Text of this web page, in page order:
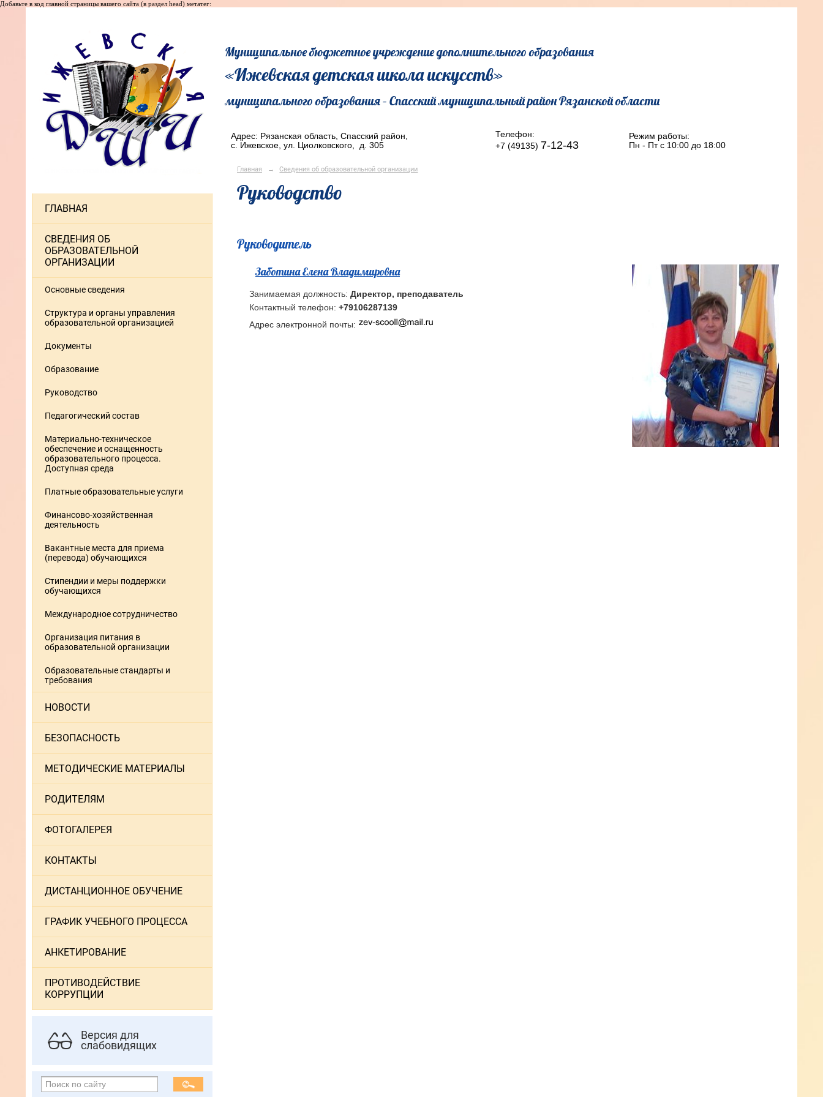
Добавьте в код главной страницы вашего сайта (в раздел head) метатег:
ГЛАВНАЯ
СВЕДЕНИЯ ОБ
ОБРАЗОВАТЕЛЬНОЙ
ОРГАНИЗАЦИИ
Основные сведения
Структура и органы управления
образовательной организацией
Документы
Образование
Руководство
Педагогический состав
Материально-техническое
обеспечение и оснащенность
образовательного процесса.
Доступная среда
Платные образовательные услуги
Финансово-хозяйственная
деятельность
Вакантные места для приема
(перевода) обучающихся
Стипендии и меры поддержки
обучающихся
Международное сотрудничество
Организация питания в
образовательной организации
Образовательные стандарты и
требования
НОВОСТИ
БЕЗОПАСНОСТЬ
МЕТОДИЧЕСКИЕ МАТЕРИАЛЫ
РОДИТЕЛЯМ
ФОТОГАЛЕРЕЯ
КОНТАКТЫ
ДИСТАНЦИОННОЕ ОБУЧЕНИЕ
ГРАФИК УЧЕБНОГО ПРОЦЕССА
АНКЕТИРОВАНИЕ
ПРОТИВОДЕЙСТВИЕ
КОРРУПЦИИ
Версия для
слабовидящих
Муниципальное бюджетное учреждение дополнительного образования
«Ижевская детская школа искусств»
муниципального образования – Спасский муниципальный район Рязанской области
Адрес: Рязанская область, Спасский район,
с. Ижевское, ул. Циолковского, д. 305
Телефон:
+7 (49135) 7-12-43
Режим работы:
Пн - Пт с 10:00 до 18:00
Главная → Сведения об образовательной организации
Руководство
Руководитель
Заботина Елена Владимировна
Занимаемая должность: Директор, преподаватель
Контактный телефон: +79106287139
Адрес электронной почты: